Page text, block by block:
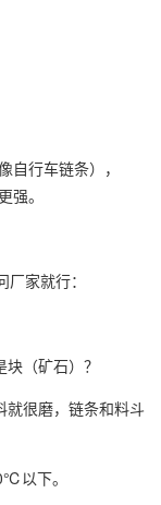
自行车链条），
强。
家就行：
（矿石）？
就很磨，链条和料斗
以下。